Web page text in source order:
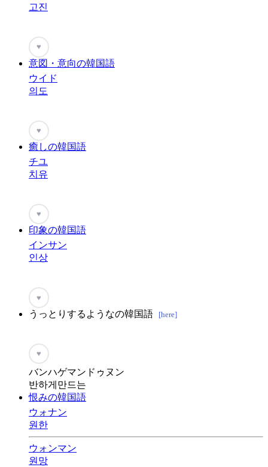
고진
♥
意図・意向の韓国語
ウイド
의도
♥
癒しの韓国語
チユ
치유
♥
印象の韓国語
インサン
인상
♥
うっとりするようなの韓国語 [here]
♥
バンハゲマンドゥヌン
반하게만드는
恨みの韓国語
ウォナン
원한
ウォンマン
원망